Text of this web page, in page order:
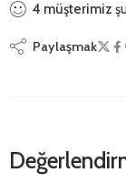
4 müşterimiz
Paylaşmak